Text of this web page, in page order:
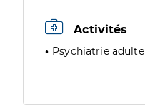
Activités
Psychiatrie adulte